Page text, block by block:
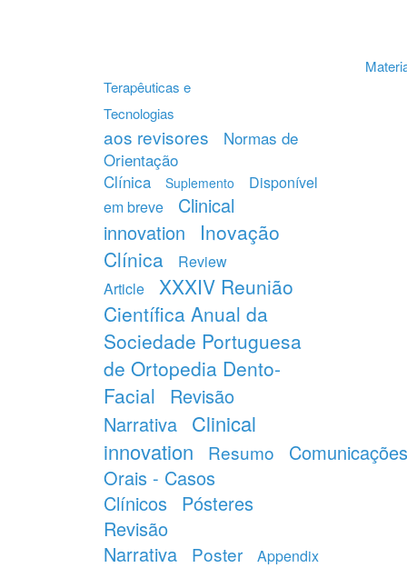
Terapêuticas e
Tecnologias
aos revisores
Normas de
Orientação
Clínica
Suplemento
Disponível
em breve
Clinical
innovation
Inovação
Clínica
Review
Article
XXXIV Reunião
Científica Anual da
Sociedade Portuguesa
de Ortopedia Dento-
Facial
Revisão
Narrativa Clinical
innovation
Resumo
Comunicações
Orais - Casos
Clínicos Pósteres
Revisão
Narrativa
Poster Appendix